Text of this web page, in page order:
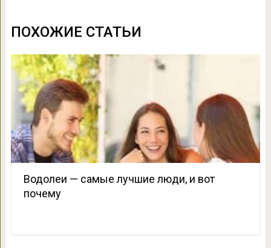
ПОХОЖИЕ СТАТЬИ
Водолеи — самые лучшие люди, и вот
почему